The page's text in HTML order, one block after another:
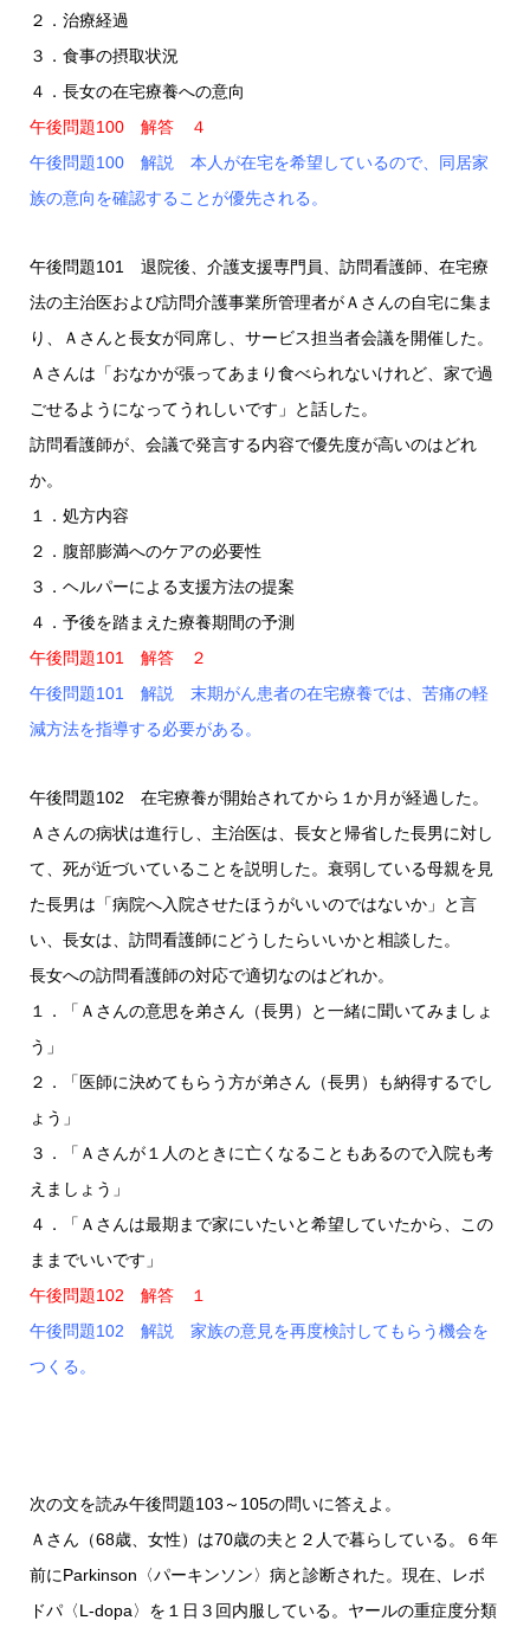
２．治療経過
３．食事の摂取状況
４．長女の在宅療養への意向
午後問題100 解答 ４
午後問題100 解説 本人が在宅を希望しているので、同居家
族の意向を確認することが優先される。
午後問題101 退院後、介護支援専門員、訪問看護師、在宅療
法の主治医および訪問介護事業所管理者がＡさんの自宅に集ま
り、Ａさんと長女が同席し、サービス担当者会議を開催した。
Ａさんは「おなかが張ってあまり食べられないけれど、家で過
ごせるようになってうれしいです」と話した。
訪問看護師が、会議で発言する内容で優先度が高いのはどれ
か。
１．処方内容
２．腹部膨満へのケアの必要性
３．ヘルパーによる支援方法の提案
４．予後を踏まえた療養期間の予測
午後問題101 解答 ２
午後問題101 解説 末期がん患者の在宅療養では、苦痛の軽
減方法を指導する必要がある。
午後問題102 在宅療養が開始されてから１か月が経過した。
Ａさんの病状は進行し、主治医は、長女と帰省した長男に対し
て、死が近づいていることを説明した。衰弱している母親を見
た長男は「病院へ入院させたほうがいいのではないか」と言
い、長女は、訪問看護師にどうしたらいいかと相談した。
長女への訪問看護師の対応で適切なのはどれか。
１．「Ａさんの意思を弟さん（長男）と一緒に聞いてみましょ
う」
２．「医師に決めてもらう方が弟さん（長男）も納得するでし
ょう」
３．「Ａさんが１人のときに亡くなることもあるので入院も考
えましょう」
４．「Ａさんは最期まで家にいたいと希望していたから、この
ままでいいです」
午後問題102 解答 １
午後問題102 解説 家族の意見を再度検討してもらう機会を
つくる。
次の文を読み午後問題103～105の問いに答えよ。
Ａさん（68歳、女性）は70歳の夫と２人で暮らしている。６年
前にParkinson〈パーキンソン〉病と診断された。現在、レボ
ドパ〈L-dopa〉を１日３回内服している。ヤールの重症度分類